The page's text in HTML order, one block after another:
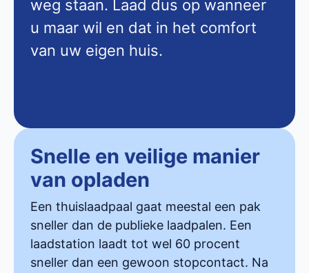
weg staan. Laad dus op wanneer
u maar wil en dat in het comfort
van uw eigen huis.
Snelle en veilige manier
van opladen
Een thuislaadpaal gaat meestal een pak
sneller dan de publieke laadpalen. Een
laadstation laadt tot wel 60 procent
sneller dan een gewoon stopcontact. Na